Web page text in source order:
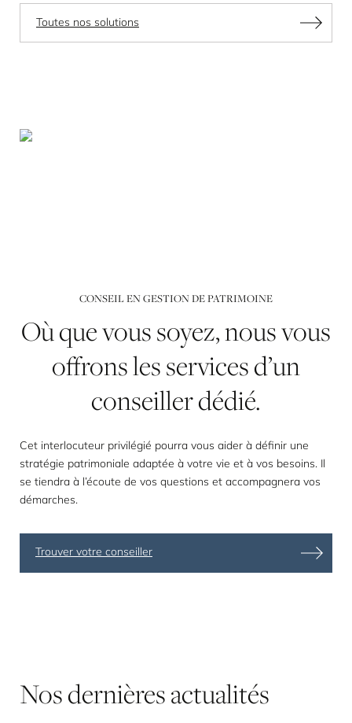
Toutes nos solutions
CONSEIL EN GESTION DE PATRIMOINE
Oùquevoussoyez,nousvous
offronslesservicesd’un
conseillerdédié.
Cet interlocuteur privilégié pourra vous aider à définir une
stratégie patrimoniale adaptée à votre vie et à vos besoins. Il
se tiendra à l’écoute de vos questions et accompagnera vos
démarches.
Trouver votre conseiller
Nosdernièresactualités